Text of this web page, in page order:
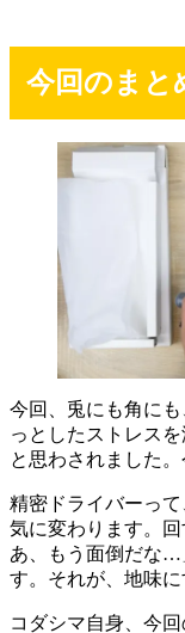
今回のまと
今回、兎にも角に
っとしたストレス
と思わされました。
精密ドライバーっ
気に変わります。
あ、もう面倒だな…
す。それが、地味に
コダシマ自身、今